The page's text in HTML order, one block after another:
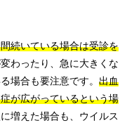
続いている場合は受診を
わったり、急に大きくな
場合も要注意です。 出血
が広がっているという場
増えた場合も、ウイルス